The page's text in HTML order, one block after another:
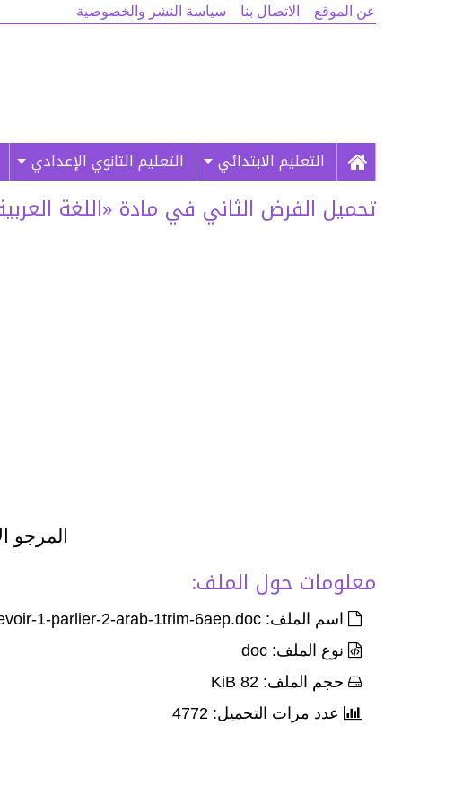
عن الموقع الاتصال بنا سياسة النشر والخصوصية
التعليم الابتدائي التعليم الثانوي الإعدادي
تحميل الفرض الثاني في مادة «اللغة العربية»
المرجو
معلومات حول الملف:
اسم الملف: devoir-1-parlier-2-arab-1trim-6aep.doc
نوع الملف: doc
حجم الملف: 82 KiB
عدد مرات التحميل: 4772